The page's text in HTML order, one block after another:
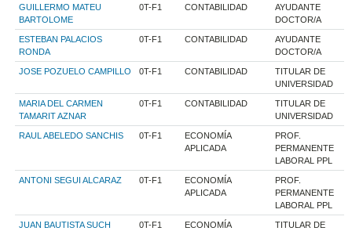
GUILLERMO MATEU
BARTOLOME
0T-F1 CONTABILIDAD
AYUDANTE
DOCTOR/A
ESTEBAN PALACIOS
RONDA
0T-F1 CONTABILIDAD
AYUDANTE
DOCTOR/A
JOSE POZUELO CAMPILLO 0T-F1 CONTABILIDAD
TITULAR DE
UNIVERSIDAD
MARIA DEL CARMEN
TAMARIT AZNAR
0T-F1 CONTABILIDAD
TITULAR DE
UNIVERSIDAD
RAUL ABELEDO SANCHIS 0T-F1
ECONOMÍA
APLICADA
PROF.
PERMANENTE
LABORAL PPL
ANTONI SEGUI ALCARAZ 0T-F1
ECONOMÍA
APLICADA
PROF.
PERMANENTE
LABORAL PPL
JUAN BAUTISTA SUCH
0T-F1
ECONOMÍA
TITULAR DE